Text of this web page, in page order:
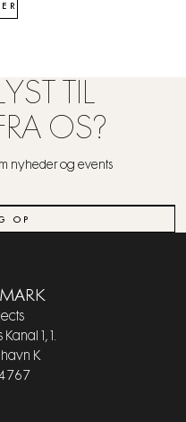
TIL
OS?
nyheder og events
OP
1, 1.
K